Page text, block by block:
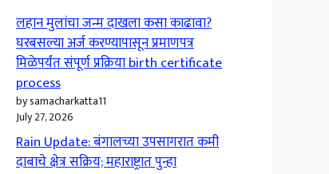
लहान मुलांचा जन्म दाखला कसा काढावा?
घरबसल्या अर्ज करण्यापासून प्रमाणपत्र
मिळेपर्यंत संपूर्ण प्रक्रिया birth certificate
process
by samacharkatta11
July 27, 2026
Rain Update: बंगालच्या उपसागरात कमी
दाबाचे क्षेत्र सक्रिय; महाराष्ट्रात पुन्हा